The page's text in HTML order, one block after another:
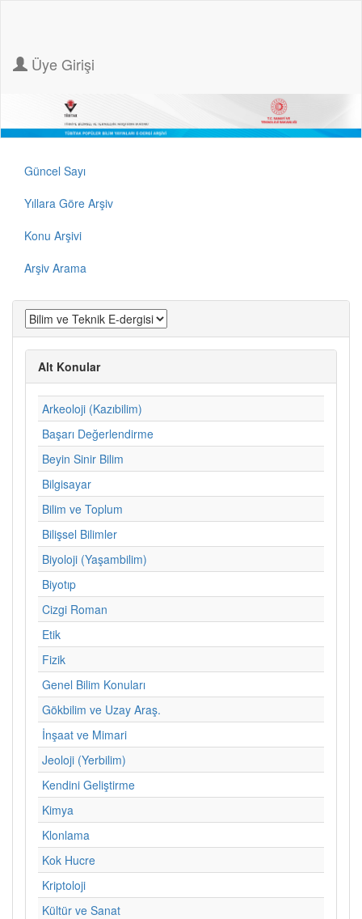
Üye Girişi
Güncel Sayı
Yıllara Göre Arşiv
Konu Arşivi
Arşiv Arama
Alt Konular
Arkeoloji (Kazıbilim)
Başarı Değerlendirme
Beyin Sinir Bilim
Bilgisayar
Bilim ve Toplum
Bilişsel Bilimler
Biyoloji (Yaşambilim)
Biyotıp
Cizgi Roman
Etik
Fizik
Genel Bilim Konuları
Gökbilim ve Uzay Araş.
İnşaat ve Mimari
Jeoloji (Yerbilim)
Kendini Geliştirme
Kimya
Klonlama
Kok Hucre
Kriptoloji
Kültür ve Sanat